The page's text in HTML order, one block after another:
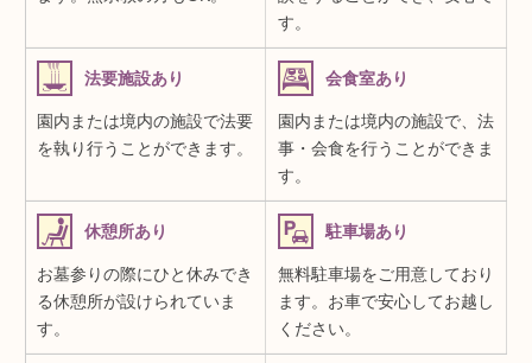
す。
法要施設あり
園内または境内の施設で法要
を執り行うことができます。
会食室あり
園内または境内の施設で、法
事・会食を行うことができま
す。
休憩所あり
お墓参りの際にひと休みでき
る休憩所が設けられていま
す。
駐車場あり
無料駐車場をご用意しており
ます。お車で安心してお越し
ください。